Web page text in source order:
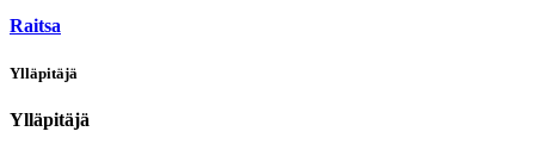
Raitsa
Ylläpitäjä
Ylläpitäjä